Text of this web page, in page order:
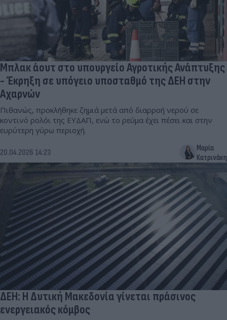
Μπλακ άουτ στο υπουργείο Αγροτικής Ανάπτυξης
- Έκρηξη σε υπόγειο υποσταθμό της ΔΕΗ στην
Αχαρνών
Πιθανώς, προκλήθηκε ζημιά μετά από διαρροή νερού σε
κοντινό ρολόι της ΕΥΔΑΠ, ενώ το ρεύμα έχει πέσει και στην
ευρύτερη γύρω περιοχή.
20.04.2026 14:23
Μαρία
Κατρινάκη
ΔΕΗ: Η Δυτική Μακεδονία γίνεται πράσινος
ενεργειακός κόμβος